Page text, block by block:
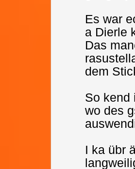
Es war
a Dierle
Das
dem
So kend
wo des
I ka übr